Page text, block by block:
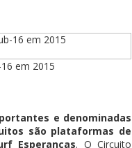
em 2015
e denominadas
são plataformas de
Esperanças. O Circuito